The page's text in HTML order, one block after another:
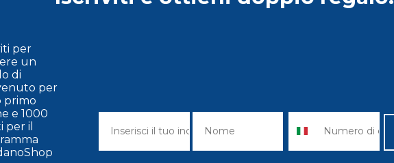
per
un
di
per
primo
e 1000
per il